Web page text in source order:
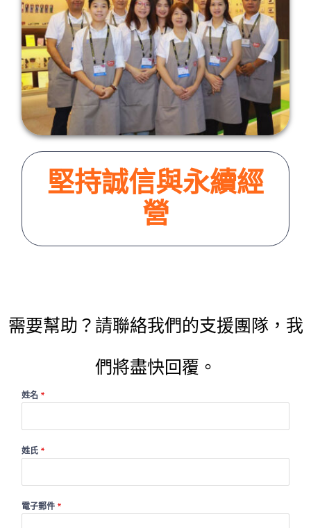
堅持誠信與永續經
營
需要幫助？請聯絡我們的支援團隊，我
們將盡快回覆。
姓名 *
姓氏 *
電子郵件 *